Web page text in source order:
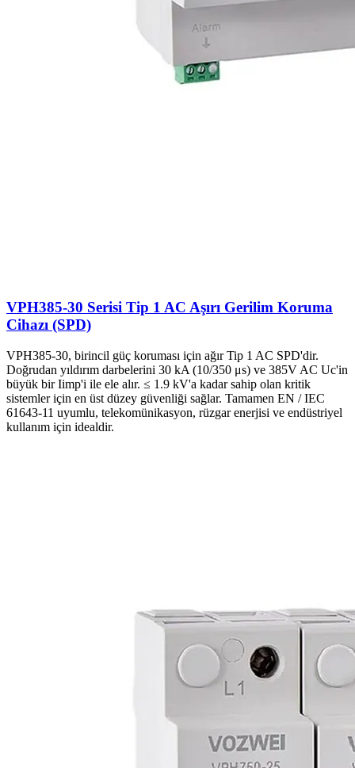
VPH385-30 Serisi Tip 1 AC Aşırı Gerilim Koruma
Cihazı (SPD)
VPH385-30, birincil güç koruması için ağır Tip 1 AC SPD'dir.
Doğrudan yıldırım darbelerini 30 kA (10/350 μs) ve 385V AC Uc'in
büyük bir Iimp'i ile ele alır. ≤ 1.9 kV'a kadar sahip olan kritik
sistemler için en üst düzey güvenliği sağlar. Tamamen EN / IEC
61643-11 uyumlu, telekomünikasyon, rüzgar enerjisi ve endüstriyel
kullanım için idealdir.